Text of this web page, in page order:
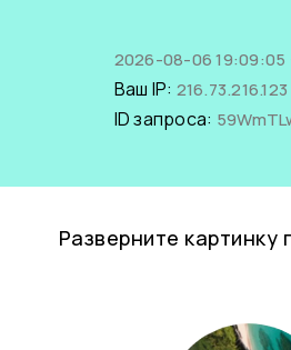
2026-08-06 19:09:05
Ваш IP: 216.73.216.123
ID запроса:
Разверните картинку